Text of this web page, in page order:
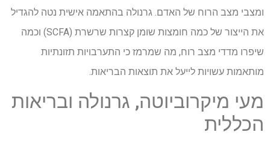
ומצבי מצב הרוח של האדם. גרנולה בהתאמה אישית נטה להגדיל
את הייצור של כמה חומצות שומן קצרות שרשרת (SCFA) וכמה
שיפרו מדדי מצב רוח, מה שמרמז כי התערבויות תזונתיות
מותאמות עשויות לייעל את תוצאות הבריאות.
מעי מיקרוביוטה, גרנולה ובריאות
הכללית